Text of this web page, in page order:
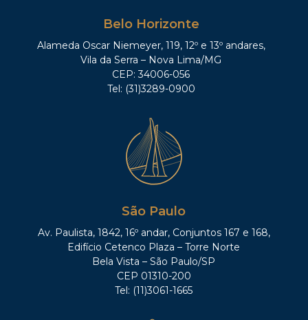
Belo Horizonte
Alameda Oscar Niemeyer, 119, 12º e 13º andares,
Vila da Serra – Nova Lima/MG
CEP: 34006-056
Tel: (31)3289-0900
São Paulo
Av. Paulista, 1842, 16º andar, Conjuntos 167 e 168,
Edifício Cetenco Plaza – Torre Norte
Bela Vista – São Paulo/SP
CEP 01310-200
Tel: (11)3061-1665